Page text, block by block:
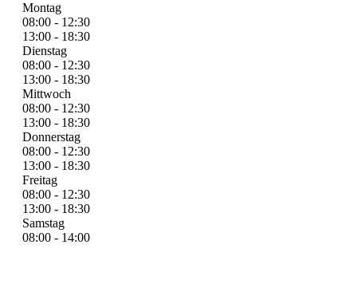
Montag
08:00 - 12:30
13:00 - 18:30
Dienstag
08:00 - 12:30
13:00 - 18:30
Mittwoch
08:00 - 12:30
13:00 - 18:30
Donnerstag
08:00 - 12:30
13:00 - 18:30
Freitag
08:00 - 12:30
13:00 - 18:30
Samstag
08:00 - 14:00